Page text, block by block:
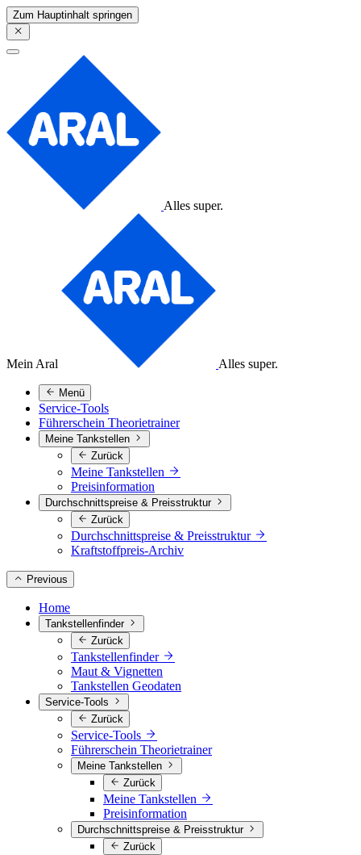
Zum Hauptinhalt springen
Alles super.
Mein Aral Alles super.
Menü
Service-Tools
Führerschein Theorietrainer
Meine Tankstellen
Zurück
Meine Tankstellen
Preisinformation
Durchschnittspreise & Preisstruktur
Zurück
Durchschnittspreise & Preisstruktur
Kraftstoffpreis-Archiv
Previous
Home
Tankstellenfinder
Zurück
Tankstellenfinder
Maut & Vignetten
Tankstellen Geodaten
Service-Tools
Zurück
Service-Tools
Führerschein Theorietrainer
Meine Tankstellen
Zurück
Meine Tankstellen
Preisinformation
Durchschnittspreise & Preisstruktur
Zurück